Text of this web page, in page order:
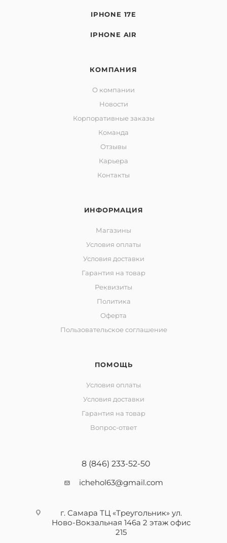
IPHONE 17E
IPHONE AIR
КОМПАНИЯ
О компании
Новости
Корпоративные заказы
Команда
Отзывы
Карьера
Контакты
ИНФОРМАЦИЯ
Магазины
Условия оплаты
Условия доставки
Гарантия на товар
Реквизиты
Политика
Оферта
Пользовательское соглашение
ПОМОЩЬ
Условия оплаты
Условия доставки
Гарантия на товар
Вопрос-ответ
8 (846) 233-52-50
ichehol63@gmail.com
г. Самара ТЦ «Треугольник» ул.
Ново-Вокзальная 146а 2 этаж офис
215